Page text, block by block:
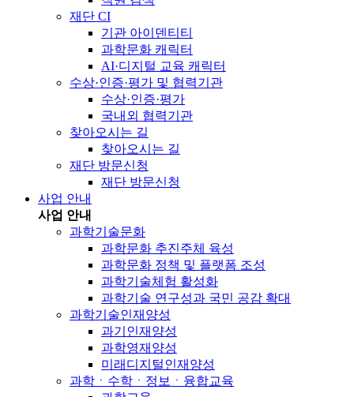
재단 CI
기관 아이덴티티
과학문화 캐릭터
AI·디지털 교육 캐릭터
수상·인증·평가 및 협력기관
수상·인증·평가
국내외 협력기관
찾아오시는 길
찾아오시는 길
재단 방문신청
재단 방문신청
사업 안내
사업 안내
과학기술문화
과학문화 추진주체 육성
과학문화 정책 및 플랫폼 조성
과학기술체험 활성화
과학기술 연구성과 국민 공감 확대
과학기술인재양성
과기인재양성
과학영재양성
미래디지털인재양성
과학ㆍ수학ㆍ정보ㆍ융합교육